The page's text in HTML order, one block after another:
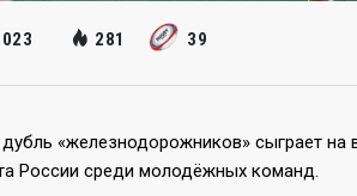
281 39
дубль «железнодорожников» сыграет
России среди молодёжных команд.